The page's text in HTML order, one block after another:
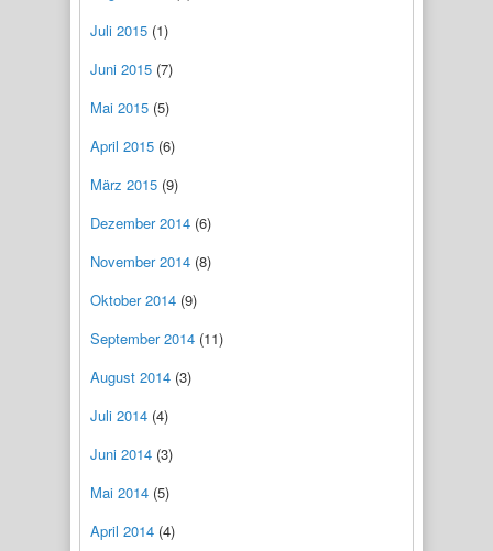
Juli 2015 (1)
Juni 2015 (7)
Mai 2015 (5)
April 2015 (6)
März 2015 (9)
Dezember 2014 (6)
November 2014 (8)
Oktober 2014 (9)
September 2014 (11)
August 2014 (3)
Juli 2014 (4)
Juni 2014 (3)
Mai 2014 (5)
April 2014 (4)